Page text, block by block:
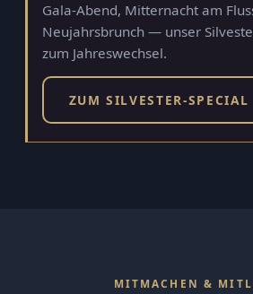
Gala-Abend, Mitternacht am
Neujahrsbrunch — unser
zum Jahreswechsel.
ZUM SILVESTER-SPECIAL
MITMACHEN &